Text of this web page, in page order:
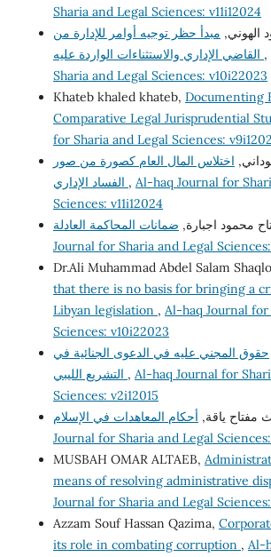
Sharia and Legal Sciences: v11i12024
الهوني, مبدأ حظر توجيه أوامر للإدارة من
,
Sharia and Legal Sciences: v10i22023
Khateb khaled khateb, Documenting
Comparative Legal Jurisprudential
for Sharia and Legal Sciences:
اختلاس المال العام كصورة من صور
, Al-haq Journal for
Sciences: v11i12024
محمود اجبارة,
Journal for Sharia and Legal Sciences:
Dr.Ali Muhammad Abdel Salam
that there is no basis for bringing a
Libyan legislation , Al-haq Journal for
Sciences: v10i22023
حقوق المجني عليه في الدعوى الجنائية في
, Al-haq Journal for
Sciences: v2i12015
مفتاح ياقة,
Journal for Sharia and Legal
MUSBAH OMAR ALTAEB,
means of resolving administrative
Journal for Sharia and Legal
Azzam Souf Hassan Qazima,
its role in combating corruption , Al-